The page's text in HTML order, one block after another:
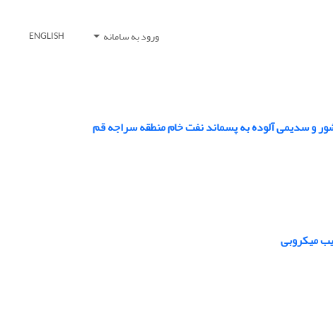
ورود به سامانه ENGLISH
و سدیمی آلوده به پسماند نفت خام منطقه سراجه قم
میکروبی